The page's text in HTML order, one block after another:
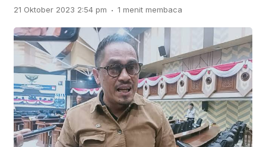
21 Oktober 2023 2:54 pm . 1 menit membaca